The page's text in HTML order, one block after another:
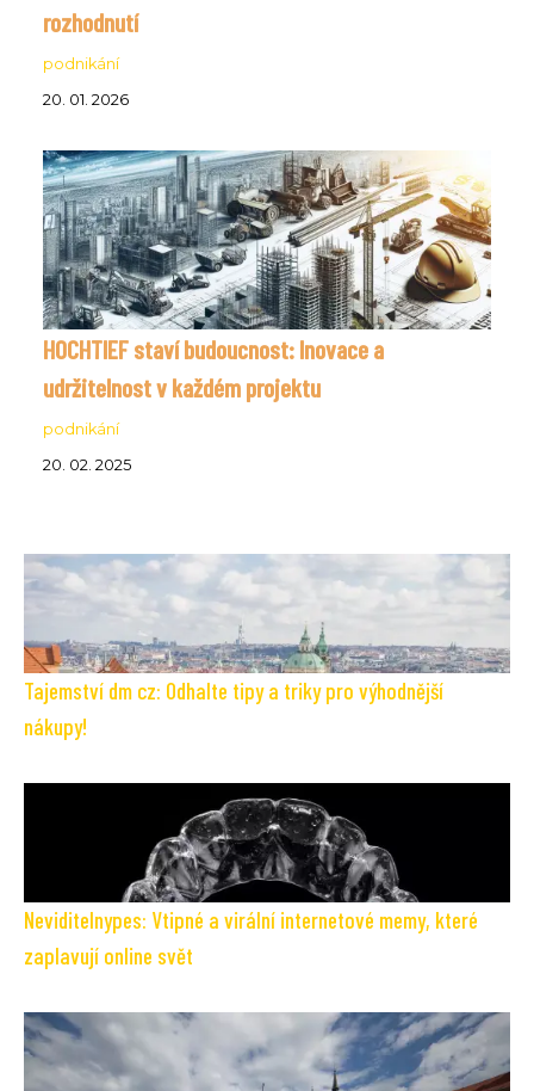
rozhodnutí
podnikání
20. 01. 2026
HOCHTIEF staví budoucnost: Inovace a
udržitelnost v každém projektu
podnikání
20. 02. 2025
Tajemství dm cz: Odhalte tipy a triky pro výhodnější
nákupy!
Neviditelnypes: Vtipné a virální internetové memy, které
zaplavují online svět